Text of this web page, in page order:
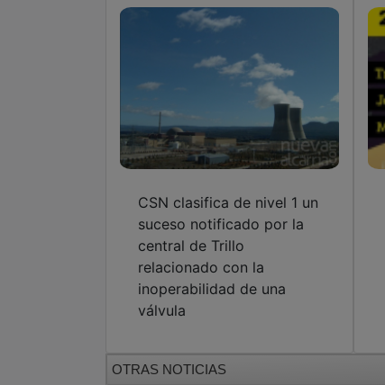
CSN clasifica de nivel 1 un
suceso notificado por la
central de Trillo
relacionado con la
inoperabilidad de una
válvula
OTRAS NOTICIAS